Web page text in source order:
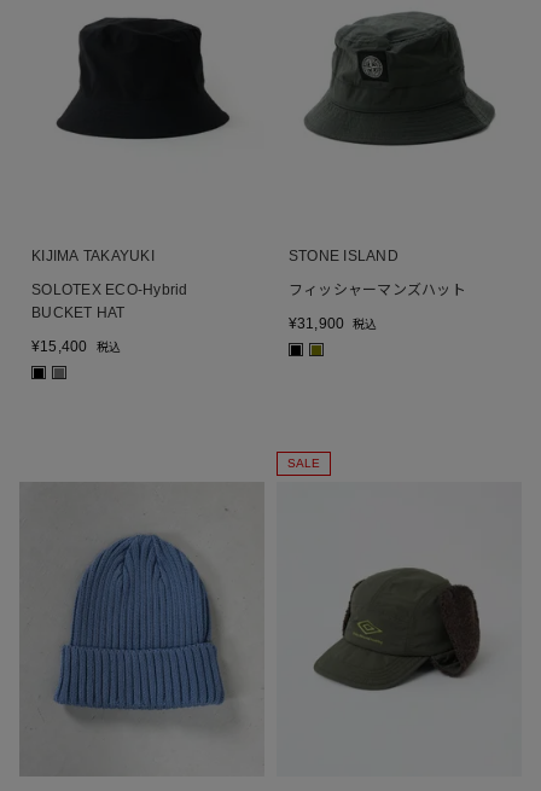
KIJIMA TAKAYUKI
SOLOTEX ECO-Hybrid
BUCKET HAT
¥15,400 税込
STONE ISLAND
フィッシャーマンズハット
¥31,900 税込
SALE